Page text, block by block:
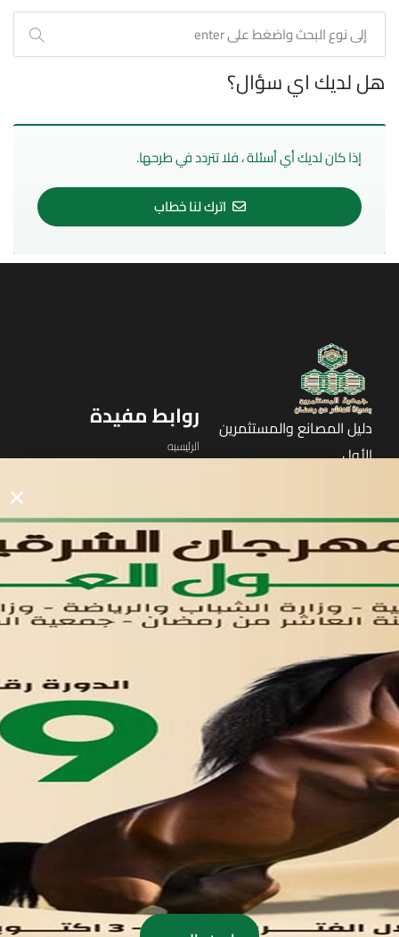
هل لديك اي سؤال؟
إذا كان لديك أي أسئلة ، فلا تتردد في طرحها.
اترك لنا خطاب
دليل المصانع والمستثمرين
الأول
روابط مفيدة
الرئيسيه
لوحه التحكم
اتصل بنا
تواصل معنا
مدينة العاشر من رمضان
01221020029
055-4494429
055-4494406
055-4494414
info.triaeg@yahoo.com
info@triaeg-guide.com